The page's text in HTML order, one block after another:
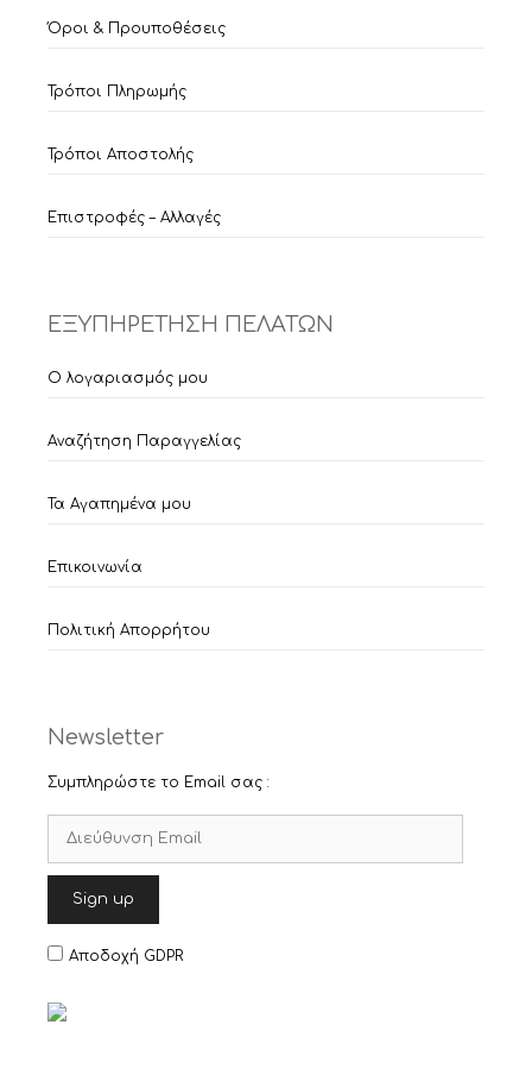
Όροι & Προυποθέσεις
Τρόποι Πληρωμής
Τρόποι Αποστολής
Επιστροφές – Αλλαγές
ΕΞΥΠΗΡΕΤΗΣΗ ΠΕΛΑΤΩΝ
Ο λογαριασμός μου
Αναζήτηση Παραγγελίας
Τα Αγαπημένα μου
Επικοινωνία
Πολιτική Απορρήτου
Newsletter
Συμπληρώστε το Email σας :
Αποδοχή GDPR